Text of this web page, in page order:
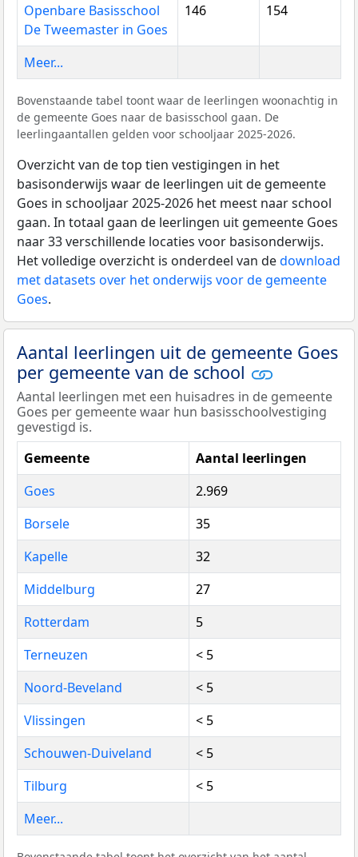
Openbare Basisschool
De Tweemaster in Goes
146 154
Meer...
Bovenstaande tabel toont waar de leerlingen woonachtig in
de gemeente Goes naar de basisschool gaan. De
leerlingaantallen gelden voor schooljaar 2025-2026.
Overzicht van de top tien vestigingen in het
basisonderwijs waar de leerlingen uit de gemeente
Goes in schooljaar 2025-2026 het meest naar school
gaan. In totaal gaan de leerlingen uit gemeente Goes
naar 33 verschillende locaties voor basisonderwijs.
Het volledige overzicht is onderdeel van dedownload
met datasets over het onderwijs voor de gemeente
Goes.
Aantal leerlingen uit de gemeente Goes
per gemeente van de school
Aantal leerlingen met een huisadres in de gemeente
Goes per gemeente waar hun basisschoolvestiging
gevestigd is.
Gemeente
Aantal leerlingen
Goes
2.969
Borsele
35
Kapelle
32
Middelburg
27
Rotterdam
5
Terneuzen
< 5
Noord-Beveland
< 5
Vlissingen
< 5
Schouwen-Duiveland
< 5
Tilburg
< 5
Meer...